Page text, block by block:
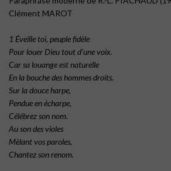
Clément MAROT
1 Éveille toi, peuple fidèle
Pour louer Dieu tout d’une voix.
Car sa louange est naturelle
En la bouche des hommes droits.
Sur la douce harpe,
Pendue en écharpe,
Célébrez son nom.
Au son des violes
Mèlant vos paroles,
Chantez son renom.